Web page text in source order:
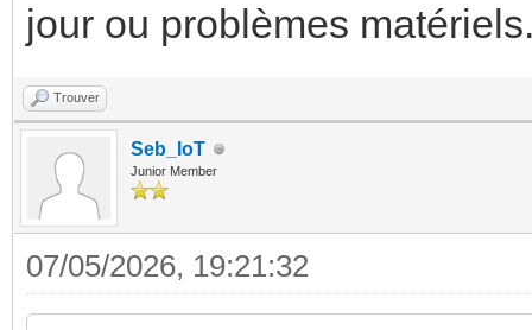
jour ou problèmes
Trouver
Seb_IoT
Junior Member
07/05/2026, 19:21:32